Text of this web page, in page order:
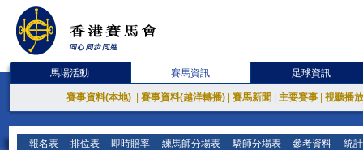
馬場活動 賽馬資訊 足球資訊
賽事資料(本地) 賽事資料(越洋轉播) 賽馬新聞 主要賽事 視聽播
報名表 排位表 即時賠率 練馬師分場表 騎師分場表 參考資料 統